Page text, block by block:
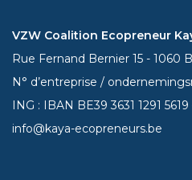
VZW Coalition Ecopreneur
Rue Fernand Bernier 15 - 1060
N° d’entreprise /
ING : IBAN BE393631 1291 5619
info@kaya-ecopreneurs.be